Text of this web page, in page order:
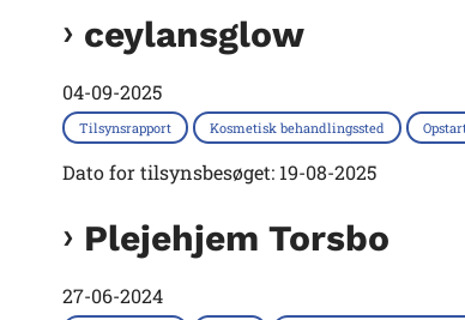
ceylansglow
04-09-2025
Tilsynsrapport Kosmetisk behandlingssted
Dato for tilsynsbesøget: 19-08-2025
Plejehjem Torsbo
27-06-2024